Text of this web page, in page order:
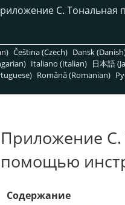
C. Тональная
Čeština (Czech) Dansk
Italiano (Italian) 日本語
Română (Romanian)
Приложение C.
помощью
Содержание